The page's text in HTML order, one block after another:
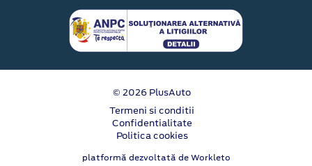
© 2026 PlusAuto
Termeni si conditii
Confidentialitate
Politica cookies
platformă dezvoltată de Workleto